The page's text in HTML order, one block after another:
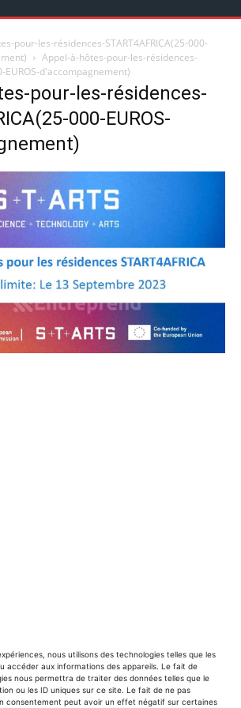
nous utilisons des technologies telles que les
accéder aux informations des appareils. Le fait de
nous permettra de traiter des données telles que le
ou les ID uniques sur ce site. Le fait de ne pas
consentement peut avoir un effet négatif sur certaines
pour-les-résidences-START4AFRICA(25-000-
Appel-à-hôtes-pour-les-résidences-
EUROS-d'accompagnement)
pour-les-résidences-
000-EUROS-